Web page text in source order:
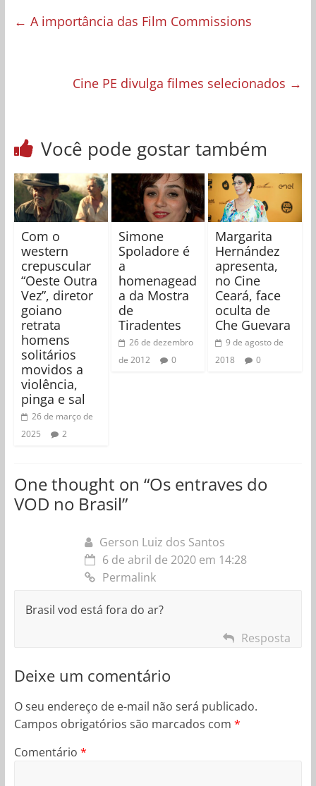
← A importância das Film Commissions
Cine PE divulga filmes selecionados →
Você pode gostar também
Com o
western
crepuscular
“Oeste Outra
Vez”, diretor
goiano
retrata
homens
solitários
movidos a
violência,
pinga e sal
26 de março de
2025
2
Simone
Spoladore é
a
homenagead
a da Mostra
de
Tiradentes
26 de dezembro
de 2012
0
Margarita
Hernández
apresenta,
no Cine
Ceará, face
oculta de
Che Guevara
9 de agosto de
2018
0
One thought on “Os entraves do
VOD no Brasil”
Gerson Luiz dos Santos
6 de abril de 2020 em 14:28
Permalink
Brasil vod está fora do ar?
Resposta
Deixe um comentário
O seu endereço de e-mail não será publicado.
Campos obrigatórios são marcados com *
Comentário *